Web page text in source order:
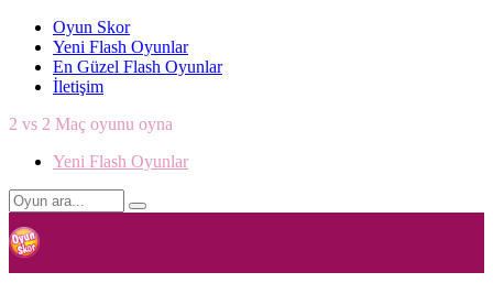
Oyun Skor
Yeni Flash Oyunlar
En Güzel Flash Oyunlar
İletişim
2 vs 2 Maç oyunu oyna
Yeni Flash Oyunlar